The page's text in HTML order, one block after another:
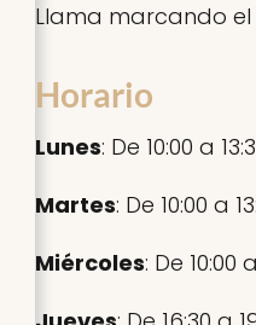
Llama marcando el
Horario
Lunes: De 10:00 a
Martes: De 10:00 a
Miércoles: De 10:00